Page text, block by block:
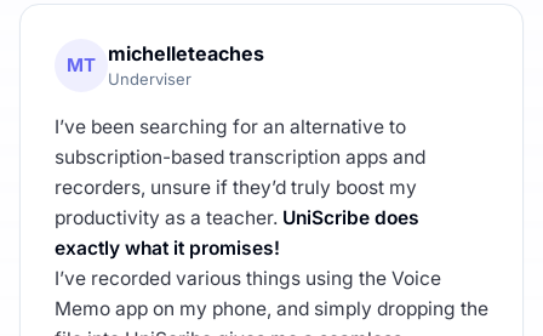
MT michelleteaches
Underviser
I’ve been searching for an alternative to
subscription-based transcription apps and
recorders, unsure if they’d truly boost my
productivity as a teacher. UniScribe does
exactly what it promises!
I’ve recorded various things using the Voice
Memo app on my phone, and simply dropping the